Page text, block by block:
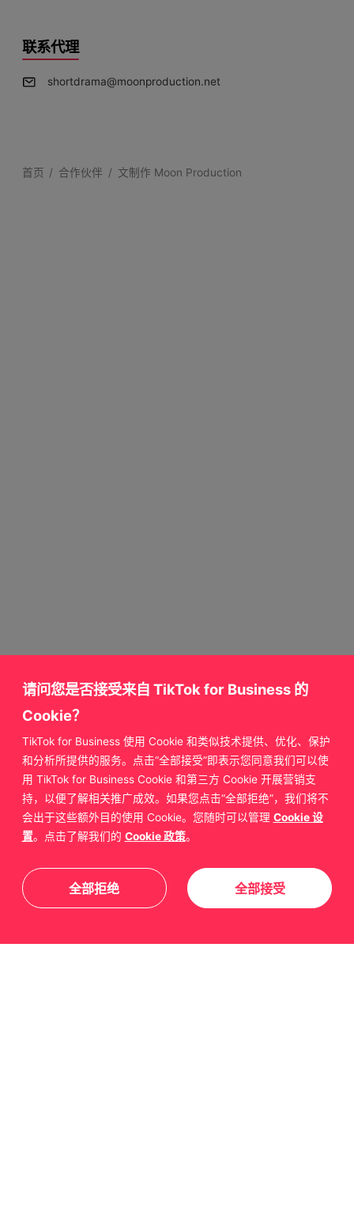
联系代理
shortdrama@moonproduction.net
首页 合作伙伴 文制作 Moon Production
获取更多来自
TikTok for Business 的支持
联系我们
请问您是否接受来自 TikTok for Business 的
Cookie？
TikTok for Business 使用 Cookie 和类似技术提供、优化、保护
和分析所提供的服务。点击“全部接受”即表示您同意我们可以使
用 TikTok for Business Cookie 和第三方 Cookie 开展营销支
持，以便了解相关推广成效。如果您点击“全部拒绝”，我们将不
会出于这些额外目的使用 Cookie。您随时可以管理 Cookie 设
置。点击了解我们的 Cookie 政策。
全部拒绝 全部接受